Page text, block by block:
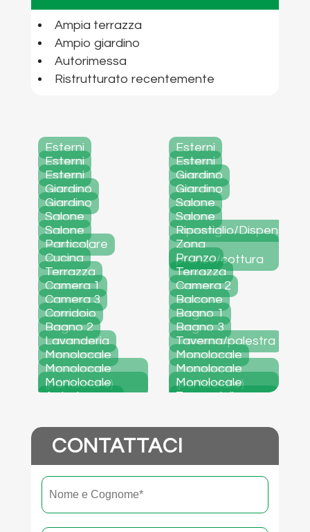
Ampia terrazza
Ampio giardino
Autorimessa
Ristrutturato recentemente
Esterni
Esterni
Esterni
Esterni
Esterni
Giardino
Giardino
Giardino
Giardino
Salone
Salone
Salone
Salone
Ripostiglio/Dispensa
Particolare
Zona
pranzo/cottura
Cucina
Pranzo
Terrazza
Terrazza
Camera 1
Camera 2
Camera 3
Balcone
Corridoio
Bagno 1
Bagno 2
Bagno 3
Lavanderia
Taverna/palestra
Monolocale
Monolocale
Monolocale
(particolare)
Monolocale
(particolare)
Monolocale
Monolocale
Autorimessa
Zona griglia
giardino
CONTATTACI
Nome
cognome